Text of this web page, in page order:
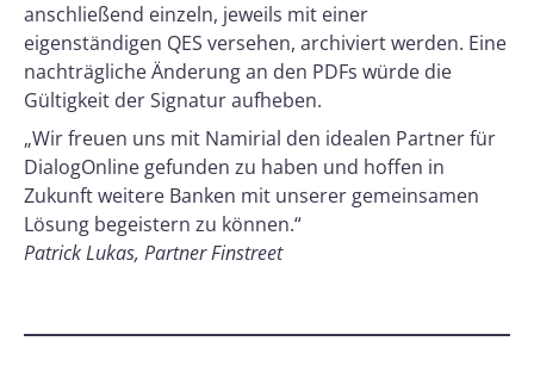
anschließend einzeln, jeweils mit einer
eigenständigen QES versehen, archiviert werden. Eine
nachträgliche Änderung an den PDFs würde die
Gültigkeit der Signatur aufheben.
„Wir freuen uns mit Namirial den idealen Partner für
DialogOnline gefunden zu haben und hoffen in
Zukunft weitere Banken mit unserer gemeinsamen
Lösung begeistern zu können.“
Patrick Lukas, Partner Finstreet